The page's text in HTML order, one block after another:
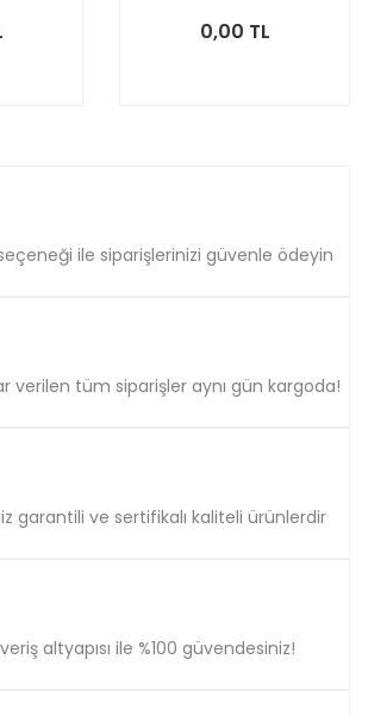
0,00 TL
ile siparişlerinizi güvenle ödeyin
verilen tüm siparişler aynı gün kargoda!
garantili ve sertifikalı kaliteli ürünlerdir
altyapısı ile %100 güvendesiniz!